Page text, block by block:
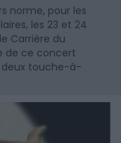
norme, pour les
les 23 et 24
Carrière du
de ce concert
deux touche-à-